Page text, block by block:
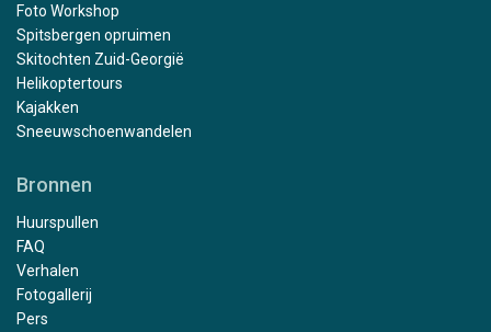
Foto Workshop
Spitsbergen opruimen
Skitochten Zuid-Georgië
Helikoptertours
Kajakken
Sneeuwschoenwandelen
Bronnen
Huurspullen
FAQ
Verhalen
Fotogallerij
Pers